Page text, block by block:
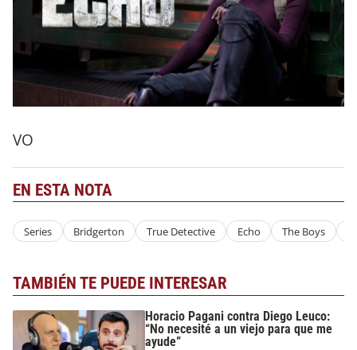
VO
EN ESTA NOTA
Series Bridgerton True Detective Echo The Boys
TAMBIÉN TE PUEDE INTERESAR
Horacio Pagani contra Diego Leuco:
“No necesité a un viejo para que me
ayude”